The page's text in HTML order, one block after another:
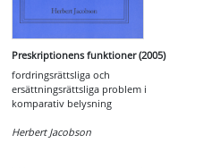
Preskriptionens funktioner (2005)
fordringsrättsliga och
ersättningsrättsliga problem i
komparativ belysning
Herbert Jacobson